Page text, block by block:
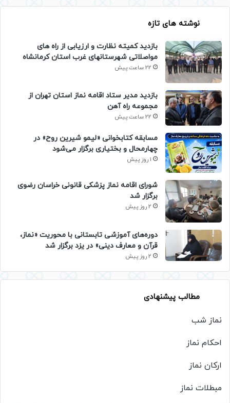
نوشته های تازه
بازدید کمیته نظارت و ارزیابی از راه های
مواصلاتی شهرستانهای غرب استان کرمانشاه
22 ساعت پیش
بازدید مدیر ستاد اقامه نماز استان تهران از
مجموعه راه آهن
22 ساعت پیش
مسابقه کتابخوانی «لیمو شیرین روح» در
چهارمحال و بختیاری برگزار می‌شود
1 روز پیش
شورای اقامه نماز پزشکی قانونی خراسان رضوی
برگزار شد
2 روز پیش
دوره‌های آموزشی تابستانی با محوریت «نماز،
قرآن و معارف دینی» در یزد برگزار شد
2 روز پیش
مطالب پیشنهادی
نماز شب
احکام نماز
ارکان نماز
مبطلات نماز